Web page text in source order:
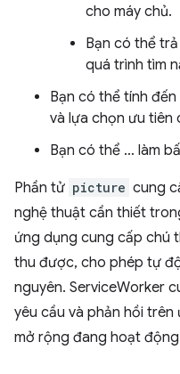
cho máy chủ.
Bạn có thể
quá trình tìm
Bạn có thể tính
và lựa chọn ưu tiên
Bạn có thể … làm
Phần tử picture cung
nghệ thuật cần thiết
ứng dụng cung cấp chú
thu được, cho phép tự
nguyên. ServiceWorker
yêu cầu và phản hồi
mở rộng đang hoạt